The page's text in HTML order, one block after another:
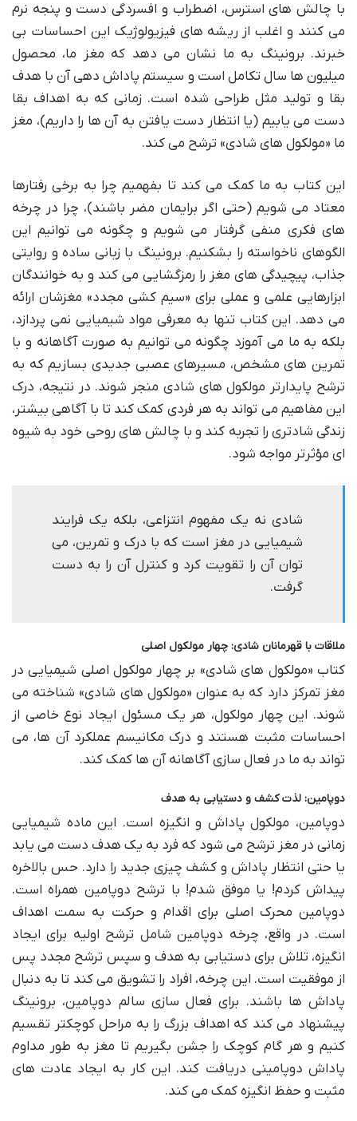
با چالش های استرس، اضطراب و افسردگی دست و پنجه نرم
می کنند و اغلب از ریشه های فیزیولوژیک این احساسات بی
خبرند. برونینگ به ما نشان می دهد که مغز ما، محصول
میلیون ها سال تکامل است و سیستم پاداش دهی آن با هدف
بقا و تولید مثل طراحی شده است. زمانی که به اهداف بقا
دست می یابیم (یا انتظار دست یافتن به آن ها را داریم)، مغز
ما «مولکول های شادی» ترشح می کند.
این کتاب به ما کمک می کند تا بفهمیم چرا به برخی رفتارها
معتاد می شویم (حتی اگر برایمان مضر باشند)، چرا در چرخه
های فکری منفی گرفتار می شویم و چگونه می توانیم این
الگوهای ناخواسته را بشکنیم. برونینگ با زبانی ساده و روایتی
جذاب، پیچیدگی های مغز را رمزگشایی می کند و به خوانندگان
ابزارهایی علمی و عملی برای «سیم کشی مجدد» مغزشان ارائه
می دهد. این کتاب تنها به معرفی مواد شیمیایی نمی پردازد،
بلکه به ما می آموزد چگونه می توانیم به صورت آگاهانه و با
تمرین های مشخص، مسیرهای عصبی جدیدی بسازیم که به
ترشح پایدارتر مولکول های شادی منجر شوند. در نتیجه، درک
این مفاهیم می تواند به هر فردی کمک کند تا با آگاهی بیشتر،
زندگی شادتری را تجربه کند و با چالش های روحی خود به شیوه
ای مؤثرتر مواجه شود.
شادی نه یک مفهوم انتزاعی، بلکه یک فرایند
شیمیایی در مغز است که با درک و تمرین، می
توان آن را تقویت کرد و کنترل آن را به دست
گرفت.
ملاقات با قهرمانان شادی: چهار مولکول اصلی
کتاب «مولکول های شادی» بر چهار مولکول اصلی شیمیایی در
مغز تمرکز دارد که به عنوان «مولکول های شادی» شناخته می
شوند. این چهار مولکول، هر یک مسئول ایجاد نوع خاصی از
احساسات مثبت هستند و درک مکانیسم عملکرد آن ها، می
تواند به ما در فعال سازی آگاهانه آن ها کمک کند.
دوپامین: لذت کشف و دستیابی به هدف
دوپامین، مولکول پاداش و انگیزه است. این ماده شیمیایی
زمانی در مغز ترشح می شود که فرد به یک هدف دست می یابد
یا حتی انتظار پاداش و کشف چیزی جدید را دارد. حس بالاخره
پیداش کردم! یا موفق شدم! با ترشح دوپامین همراه است.
دوپامین محرک اصلی برای اقدام و حرکت به سمت اهداف
است. در واقع، چرخه دوپامین شامل ترشح اولیه برای ایجاد
انگیزه، تلاش برای دستیابی به هدف و سپس ترشح مجدد پس
از موفقیت است. این چرخه، افراد را تشویق می کند تا به دنبال
پاداش ها باشند. برای فعال سازی سالم دوپامین، برونینگ
پیشنهاد می کند که اهداف بزرگ را به مراحل کوچکتر تقسیم
کنیم و هر گام کوچک را جشن بگیریم تا مغز به طور مداوم
پاداش دوپامینی دریافت کند. این کار به ایجاد عادت های
مثبت و حفظ انگیزه کمک می کند.